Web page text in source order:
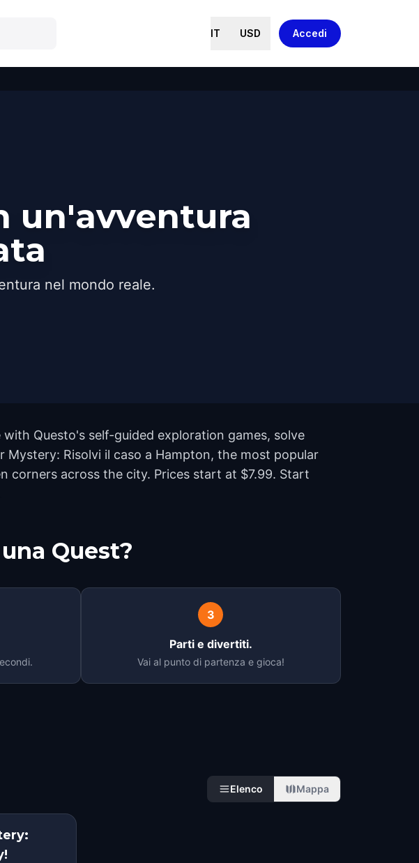
IT USD Accedi
un'avventura
nel mondo reale.
Questo's self-guided exploration games, solve
Risolvi il caso a Hampton, the most popular
corners across the city. Prices start at $7.99. Start
Quest?
3
Parti e divertiti.
Vai al punto di partenza e gioca!
Elenco Mappa